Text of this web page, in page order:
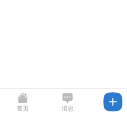
首页 消息